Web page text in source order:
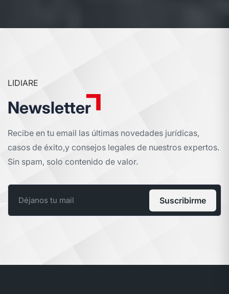
LIDIARE
Newsletter
Recibe en tu email las últimas novedades jurídicas,
casos de éxito,y consejos legales de nuestros expertos.
Sin spam, solo contenido de valor.
Suscribirme